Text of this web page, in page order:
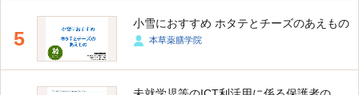
5
小雪におすすめ ホタテとチーズのあえもの
本草薬膳学院